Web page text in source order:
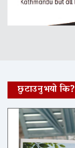
छुटाउनुभयो कि?